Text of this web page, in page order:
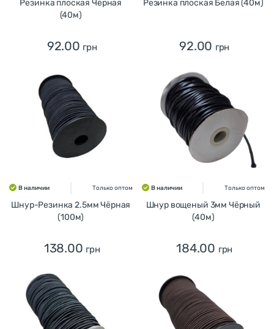
Резинка плоская Чёрная
(40м)
92.00 грн
Резинка плоская Белая (40м)
92.00 грн
В наличии Только оптом
Шнур-Резинка 2.5мм Чёрная
(100м)
138.00 грн
В наличии Только оптом
Шнур вощеный 3мм Чёрный
(40м)
184.00 грн